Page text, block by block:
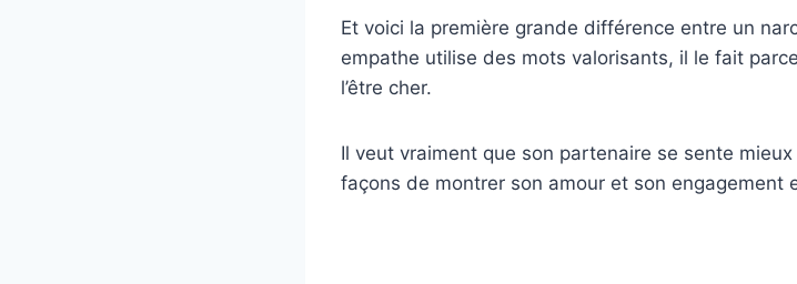
Et voici la première grande différence entre un
empathe utilise des mots valorisants, il le fait parce
l’être cher.
Il veut vraiment que son partenaire se sente
façons de montrer son amour et son engagement